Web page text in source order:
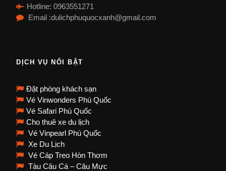
Hotline: 0963551271
Email :dulichphuquocxanh@gmail.com
DỊCH VỤ NỔI BẬT
Đặt phòng khách sạn
Vé Vinwonders Phú Quốc
Vé Safari Phú Quốc
Cho thuê xe du lịch
Vé Vinpearl Phú Quốc
Xe Du Lịch
Vé Cáp Treo Hòn Thơm
Tàu Câu Cá – Câu Mực